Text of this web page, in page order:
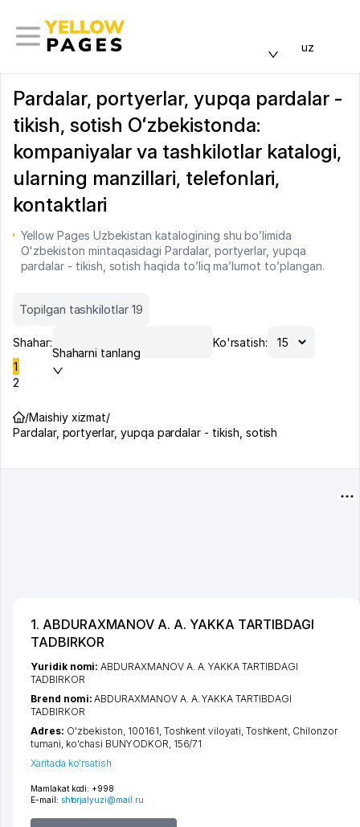
uz
Pardalar, portyerlar, yupqa pardalar -
tikish, sotish Oʻzbekistonda:
kompaniyalar va tashkilotlar katalogi,
ularning manzillari, telefonlari,
kontaktlari
Yellow Pages Uzbekistan katalogining shu bo’limida
O'zbekiston mintaqasidagi Pardalar, portyerlar, yupqa
pardalar - tikish, sotish haqida to’liq ma’lumot to’plangan.
Topilgan tashkilotlar 19
Shahar:
Shaharni tanlang
Ko'rsatish:
1
2
/Maishiy xizmat/
Pardalar, portyerlar, yupqa pardalar - tikish, sotish
1. ABDURAXMANOV A. A. YAKKA TARTIBDAGI
TADBIRKOR
Mamlakat kodi: +998
E-mail: shtorjalyuzi@mail.ru
Yuridik nomi:ABDURAXMANOV A. A. YAKKA TARTIBDAGI
TADBIRKOR
Brend nomi:ABDURAXMANOV A. A. YAKKA TARTIBDAGI
TADBIRKOR
Adres: O'zbekiston, 100161, Toshkent viloyati, Toshkent, Chilonzor
tumani, ko'chasi BUNYODKOR, 156/71
Xaritada ko'rsatish